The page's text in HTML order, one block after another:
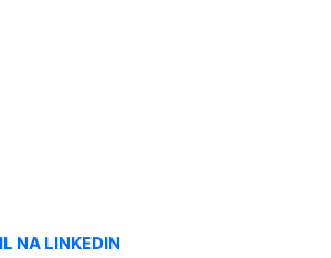
NA LINKEDIN